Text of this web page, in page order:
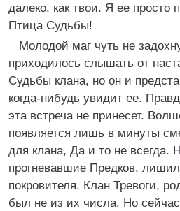
далеко, как твои. Я ее просто
Птица Судьбы!
Молодой маг чуть не
приходилось слышать от
Судьбы клана, но он и
когда-нибудь увидит ее.
эта встреча не принесет.
появляется лишь в минуты
для клана, Да и то не всегда.
прогневавшие Предков,
покровителя. Клан Тревоги,
был не из их числа. Но